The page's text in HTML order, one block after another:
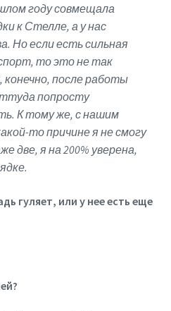
году совмещала
к Стелле, а у нас
Но если есть сильная
то это не так
после работы
попросту
К тому же, с нашим
то причине я не смогу
две, я на 200% уверена,
гуляет, или у нее есть еще